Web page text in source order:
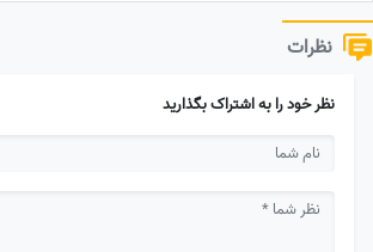
نظرات
نظر خود را به اشتراک بگذارید